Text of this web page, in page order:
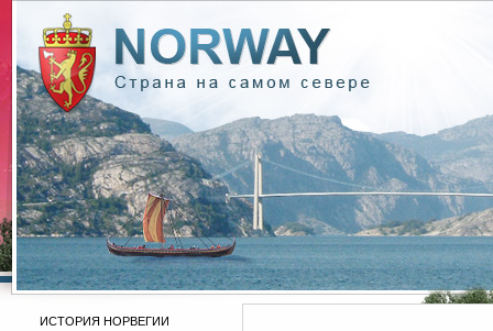
ИСТОРИЯ НОРВЕГИИ